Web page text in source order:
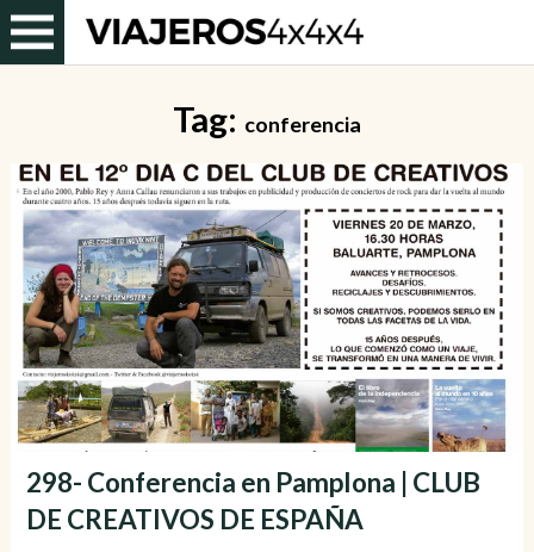
Tag: conferencia
298- Conferencia en Pamplona | CLUB
DE CREATIVOS DE ESPAÑA